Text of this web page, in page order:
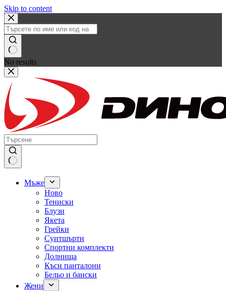
Skip to content
No results
Мъже
Ново
Тениски
Блузи
Якета
Грейки
Суитшърти
Спортни комплекти
Долнища
Къси панталони
Бельо и бански
Жени